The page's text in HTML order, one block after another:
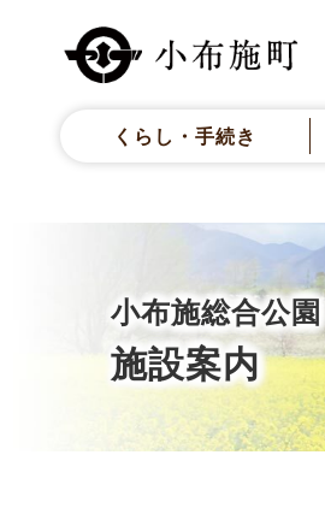
くらし・手続き
小布施総合公園
施設案内